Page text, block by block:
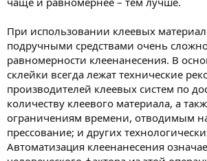
При использовании клеевых
подручными средствами очень
равномерности клеенанесения. В
склейки всегда лежат технические
производителей клеевых систем по
количеству клеевого материала, а
ограничениям времени, отводимым
прессование; и других
Автоматизация клеенанесения